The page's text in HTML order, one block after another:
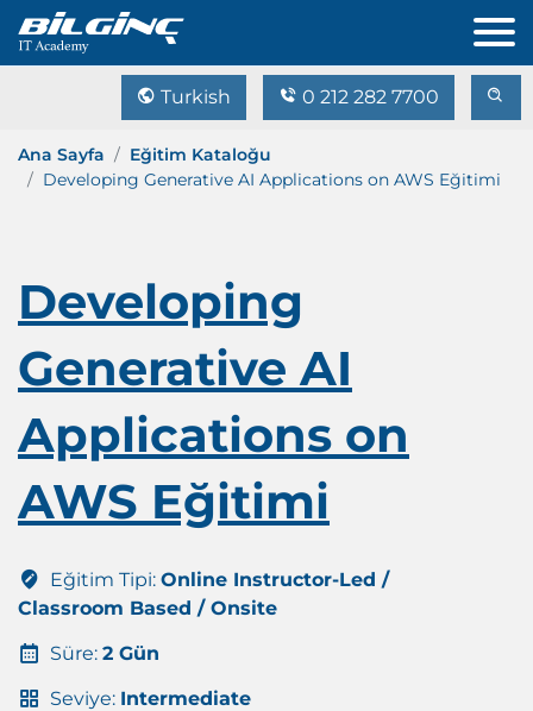
Turkish 0 212 282 7700
Ana Sayfa
Eğitim Kataloğu
Developing Generative AI Applications on AWS Eğitimi
Developing
Generative AI
Applications on
AWS Eğitimi
Eğitim Tipi: Online Instructor-Led /
Classroom Based / Onsite
Süre: 2 Gün
Seviye: Intermediate